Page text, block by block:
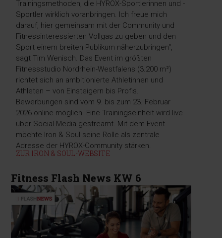
Trainingsmethoden, die HYROX-Sportlerinnen und -
Sportler wirklich voranbringen. Ich freue mich
darauf, hier gemeinsam mit der Community und
Fitnessinteressierten Vollgas zu geben und den
Sport einem breiten Publikum näherzubringen“,
sagt Tim Wenisch. Das Event im größten
Fitnessstudio Nordrhein-Westfalens (3.200 m²)
richtet sich an ambitionierte Athletinnen und
Athleten – von Einsteigern bis Profis.
Bewerbungen sind vom 9. bis zum 23. Februar
2026 online möglich. Eine Trainingseinheit wird live
über Social Media gestreamt. Mit dem Event
möchte Iron & Soul seine Rolle als zentrale
Adresse der HYROX-Community stärken.
ZUR IRON & SOUL-WEBSITE
Fitness Flash News KW 6